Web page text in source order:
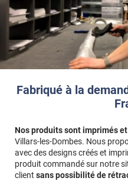
Fabriqué à la
Nos produits sont imprimés
Villars-les-Dombes. Nous
avec des designs créés et
produit commandé sur notre
client sans possibilité de